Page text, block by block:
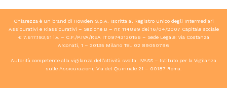
Chiarezza è un brand di Howden S.p.A. Iscritta al Registro Unico degli Intermediari
Assicurativi e Riassicurativi – Sezione B – nr. 114899 del 16/04/2007 Capitale sociale
€ 7.617.193,51 i.v. – C.F./P.IVA/REA IT09743130156 – Sede Legale: via Costanza
Arconati, 1 – 20135 Milano Tel. 02 89050796
Autorità competente alla vigilanza dell’attività svolta: IVASS – Istituto per la Vigilanza
sulle Assicurazioni, Via del Quirinale 21 – 00187 Roma.